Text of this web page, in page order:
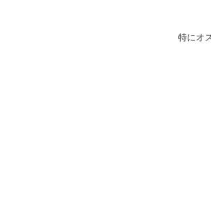
特に